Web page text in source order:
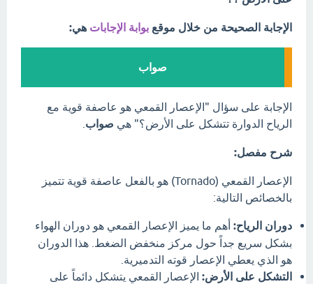
الإجابة الصحيحة من خلال موقع بوابة الإجابات هي:
صواب
الإجابة على سؤال "الإعصار القمعي هو عاصفة قوية مع
الرياح الدوارة تتشكل على الأرض؟" هي صواب
شرح مفصل:
الإعصار القمعي (Tornado) هو بالفعل عاصفة قوية تتميز
بالخصائص التالية:
دوران الرياح: أهم ما يميز الإعصار القمعي هو دوران الهواء
بشكل سريع جداً حول مركز منخفض الضغط. هذا الدوران
هو الذي يعطي الإعصار قوته التدميرية.
التشكل على الأرض: الإعصار القمعي يتشكل دائماً على